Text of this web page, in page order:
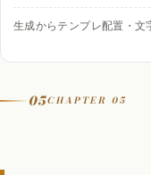
生成からテンプレ配置・文
05CHAPTER 05